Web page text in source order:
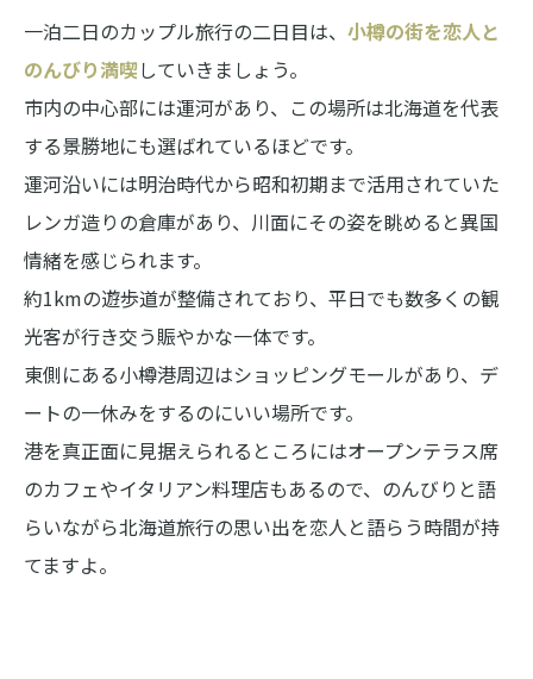
一泊二日のカップル旅行の二日目は、 小樽の街を恋人と
のんびり満喫していきましょう。
市内の中心部には運河があり、この場所は北海道を代表
する景勝地にも選ばれているほどです。
運河沿いには明治時代から昭和初期まで活用されていた
レンガ造りの倉庫があり、川面にその姿を眺めると異国
情緒を感じられます。
約1kmの遊歩道が整備されており、平日でも数多くの観
光客が行き交う賑やかな一体です。
東側にある小樽港周辺はショッピングモールがあり、デ
ートの一休みをするのにいい場所です。
港を真正面に見据えられるところにはオープンテラス席
のカフェやイタリアン料理店もあるので、のんびりと語
らいながら北海道旅行の思い出を恋人と語らう時間が持
てますよ。